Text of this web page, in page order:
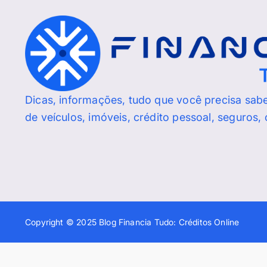
Dicas, informações, tudo que você precisa
de veículos, imóveis, crédito pessoal, seguros,
Copyright © 2025 Blog Financia Tudo: Créditos Online